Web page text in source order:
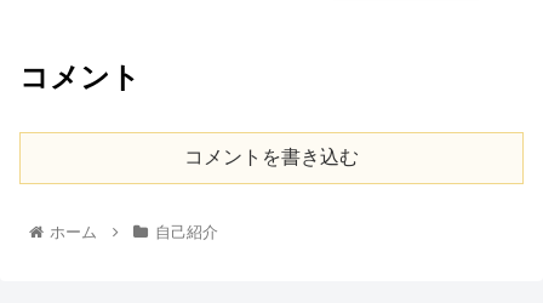
コメント
コメントを書き込む
ホーム 自己紹介